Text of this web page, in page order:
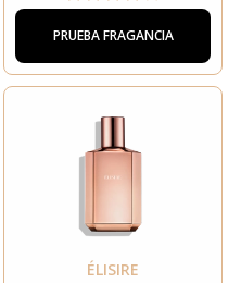
PRUEBA FRAGANCIA
ÉLISIRE